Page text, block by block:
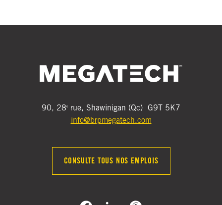
90, 28e
rue, Shawinigan (Qc) G9T 5K7
info@brpmegatech.com
CONSULTE TOUS NOS EMPLOIS